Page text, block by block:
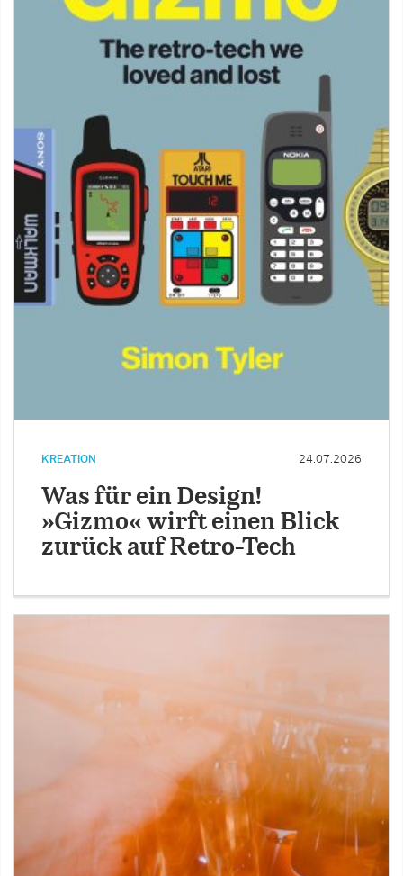
KREATION 24.07.2026
Was für ein Design!
»Gizmo« wirft einen Blick
zurück auf Retro-Tech